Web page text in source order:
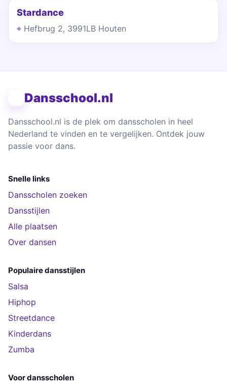
Stardance
Hefbrug 2, 3991LB Houten
Dansschool.nl
Dansschool.nl is de plek om dansscholen in heel
Nederland te vinden en te vergelijken. Ontdek jouw
passie voor dans.
Snelle links
Dansscholen zoeken
Dansstijlen
Alle plaatsen
Over dansen
Populaire dansstijlen
Salsa
Hiphop
Streetdance
Kinderdans
Zumba
Voor dansscholen